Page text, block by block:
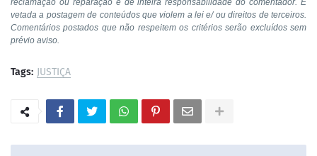
vetada a postagem de conteúdos que violem a lei e/ ou direitos de terceiros.
Comentários postados que não respeitem os critérios serão excluídos sem
prévio aviso.
Tags: JUSTIÇA